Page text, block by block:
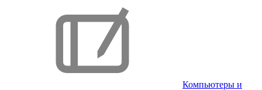
Компьютеры и